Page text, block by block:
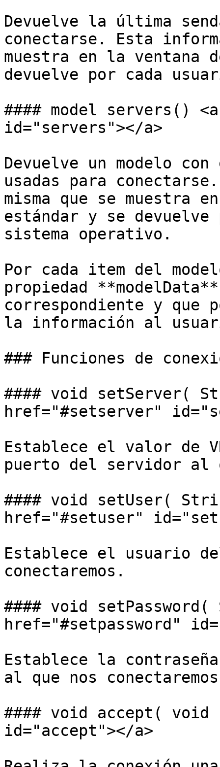
Devuelve la última
conectarse. Esta
muestra en la ventana
devuelve por cada
#### model servers()
id="servers"></a>
Devuelve un modelo
usadas para
misma que se muestra
estándar y se
sistema operativo.
Por cada item del
propiedad
correspondiente y que
la información al
### Funciones de
#### void setServer(
href="#setserver"
Establece el valor de
puerto del servidor al
#### void setUser(
href="#setuser"
Establece el usuario
conectaremos.
#### void
href="#setpassword"
Establece la
al que nos
#### void accept( void
id="accept"></a>